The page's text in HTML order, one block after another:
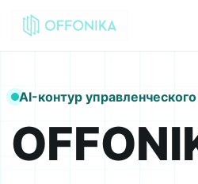
AI-контур